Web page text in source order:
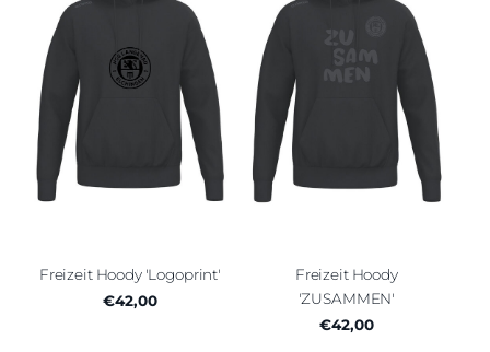
Freizeit Hoody 'Logoprint'
€42,00
Freizeit Hoody
'ZUSAMMEN'
€42,00